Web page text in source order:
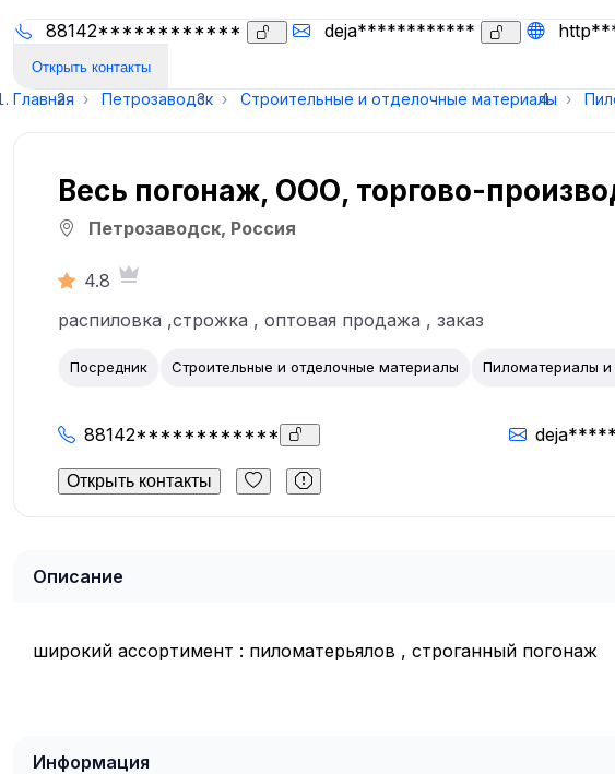
88142************ deja************
Открыть контакты
Главная Петрозаводск Строительные и отделочные материалы
Весь погонаж, ООО, торгово-
Петрозаводск, Россия
4.8
распиловка ,строжка , оптовая продажа , заказ
Посредник Строительные и отделочные материалы Пиломатериалы
88142************
Открыть контакты
Описание
широкий ассортимент : пиломатерьялов , строганный погонаж
Информация